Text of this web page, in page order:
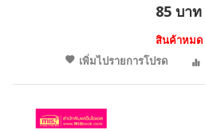
85 บาท
สินค้าหมด
เพิ่มไปรายการโปรด